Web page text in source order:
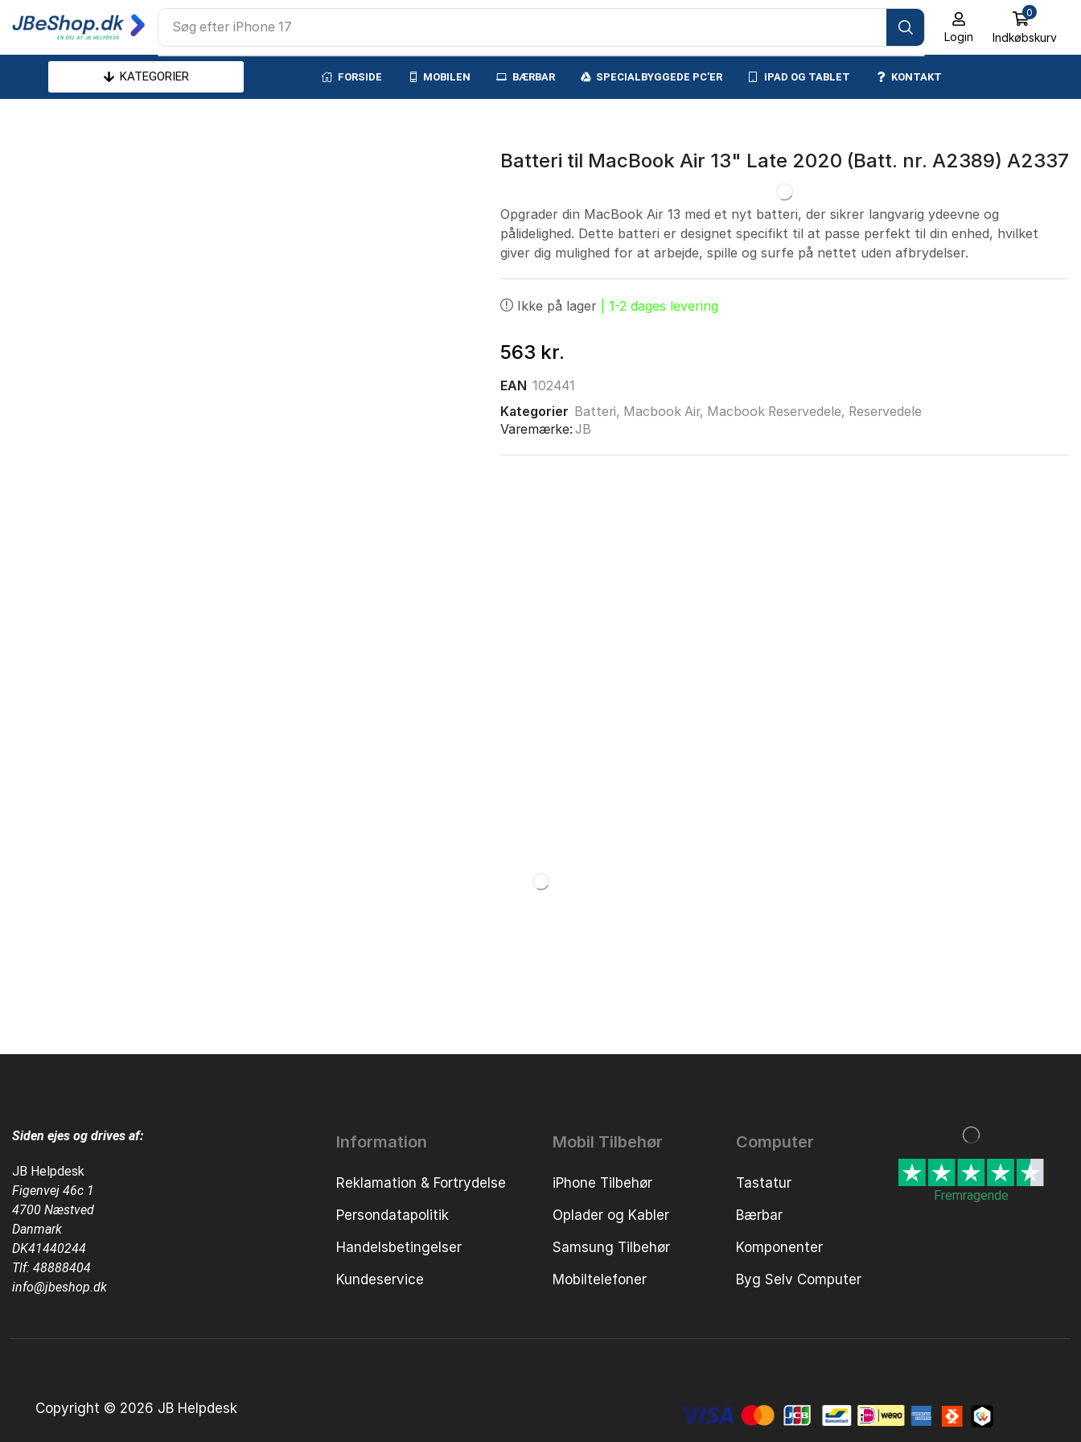
Søg efter iPhone 17
Login
0
Indkøbskurv
KATEGORIER FORSIDE MOBILEN BÆRBAR SPECIALBYGGEDE PC'ER IPAD OG TABLET KONTAKT
Batteri til MacBook Air 13" Late 2020 (Batt. nr. A2389) A2337
Opgrader din MacBook Air 13 med et nyt batteri, der sikrer langvarig ydeevne og
pålidelighed. Dette batteri er designet specifikt til at passe perfekt til din enhed, hvilket
giver dig mulighed for at arbejde, spille og surfe på nettet uden afbrydelser.
Ikke på lager| 1-2 dages levering
563 kr.
EAN 102441
Kategorier Batteri, Macbook Air, Macbook Reservedele, Reservedele
Varemærke: JB
Siden ejes og drives af:
JB Helpdesk
Figenvej 46c 1
4700 Næstved
Danmark
DK41440244
Tlf: 48888404
info@jbeshop.dk
Information
Reklamation & Fortrydelse
Persondatapolitik
Handelsbetingelser
Kundeservice
Mobil Tilbehør
iPhone Tilbehør
Oplader og Kabler
Samsung Tilbehør
Mobiltelefoner
Computer
Tastatur
Bærbar
Komponenter
Byg Selv Computer
Fremragende
Copyright © 2026 JB Helpdesk